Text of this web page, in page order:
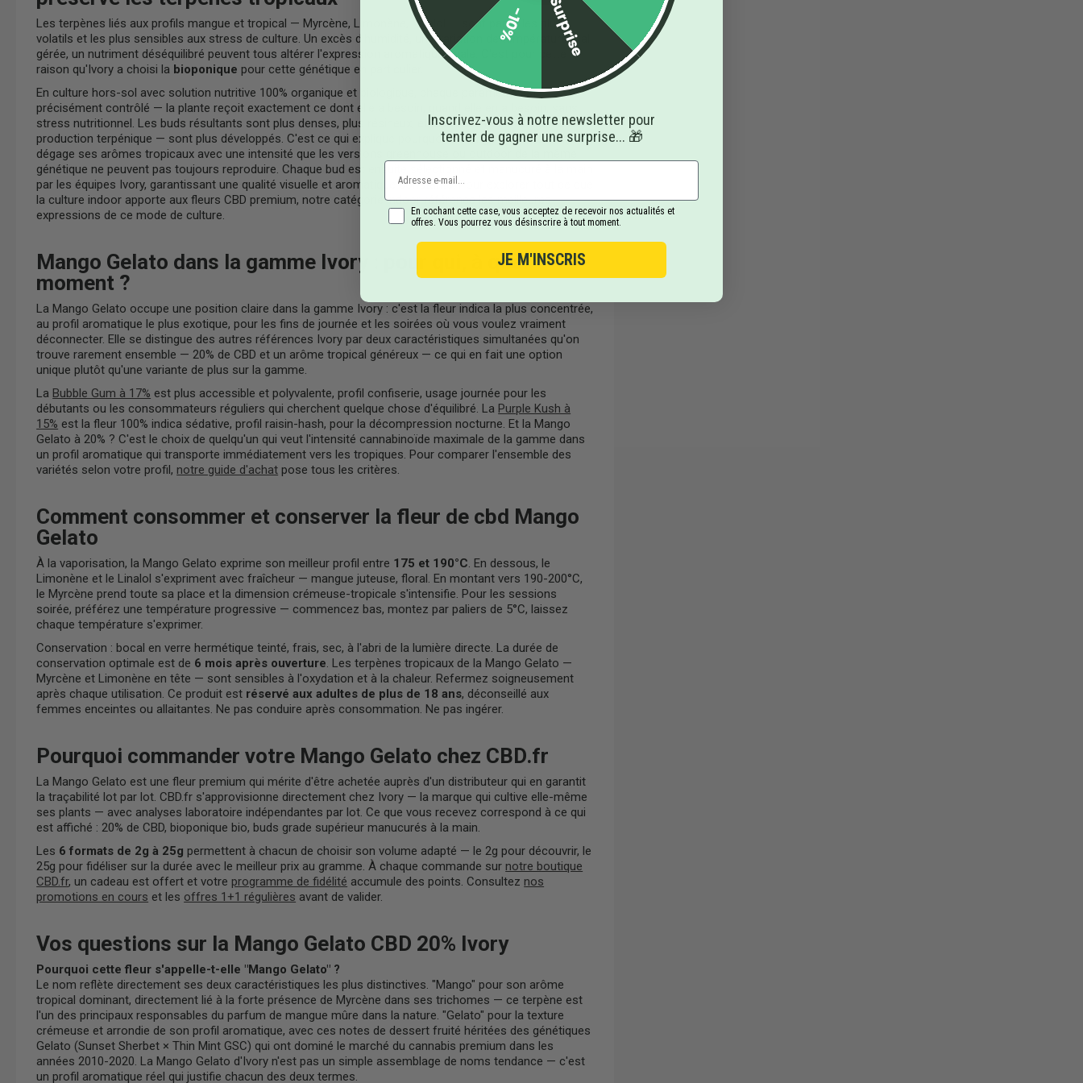
Les terpènes liés aux profils mangue et tropical — Myrcène, Limonène, Linalol — sont parmi les plus
volatils et les plus sensibles aux stress de culture. Un excès d'humidité, une variation de température mal
gérée, un nutriment déséquilibré peuvent tous altérer l'expression aromatique finale. C'est pour cette
raison qu'Ivory a choisi la bioponique pour cette génétique en particulier.
En culture hors-sol avec solution nutritive 100% organique et biologique, chaque paramètre est
précisément contrôlé — la plante reçoit exactement ce dont elle a besoin, quand elle en a besoin, sans
stress nutritionnel. Les buds résultants sont plus denses, plus résineux, et les trichomes — siège de la
production terpénique — sont plus développés. C'est ce qui explique pourquoi la Mango Gelato d'Ivory
dégage ses arômes tropicaux avec une intensité que les versions greenhouse ou outdoor de la même
génétique ne peuvent pas toujours reproduire. Chaque bud est ensuite sélectionné et manucuré à la main
par les équipes Ivory, garantissant une qualité visuelle et aromatique constante. Pour explorer tout ce que
la culture indoor apporte aux fleurs CBD premium,notre catégorie indoor référence les meilleures
expressions de ce mode de culture.
Mango Gelato dans la gamme Ivory : pour qui, à quel
moment ?
La Mango Gelato occupe une position claire dans la gamme Ivory : c'est la fleur indica la plus concentrée,
au profil aromatique le plus exotique, pour les fins de journée et les soirées où vous voulez vraiment
déconnecter. Elle se distingue des autres références Ivory par deux caractéristiques simultanées qu'on
trouve rarement ensemble — 20% de CBD et un arôme tropical généreux — ce qui en fait une option
unique plutôt qu'une variante de plus sur la gamme.
La Bubble Gum à 17% est plus accessible et polyvalente, profil confiserie, usage journée pour les
débutants ou les consommateurs réguliers qui cherchent quelque chose d'équilibré. La Purple Kush à
15% est la fleur 100% indica sédative, profil raisin-hash, pour la décompression nocturne. Et la Mango
Gelato à 20% ? C'est le choix de quelqu'un qui veut l'intensité cannabinoïde maximale de la gamme dans
un profil aromatique qui transporte immédiatement vers les tropiques. Pour comparer l'ensemble des
variétés selon votre profil, notre guide d'achat pose tous les critères.
Comment consommer et conserver la fleur de cbd Mango
Gelato
À la vaporisation, la Mango Gelato exprime son meilleur profil entre 175 et 190°C. En dessous, le
Limonène et le Linalol s'expriment avec fraîcheur — mangue juteuse, floral. En montant vers 190-200°C,
le Myrcène prend toute sa place et la dimension crémeuse-tropicale s'intensifie. Pour les sessions
soirée, préférez une température progressive — commencez bas, montez par paliers de 5°C, laissez
chaque température s'exprimer.
Conservation : bocal en verre hermétique teinté, frais, sec, à l'abri de la lumière directe. La durée de
conservation optimale est de 6 mois après ouverture. Les terpènes tropicaux de la Mango Gelato —
Myrcène et Limonène en tête — sont sensibles à l'oxydation et à la chaleur. Refermez soigneusement
après chaque utilisation. Ce produit est réservé aux adultes de plus de 18 ans, déconseillé aux
femmes enceintes ou allaitantes. Ne pas conduire après consommation. Ne pas ingérer.
Pourquoi commander votre Mango Gelato chez CBD.fr
La Mango Gelato est une fleur premium qui mérite d'être achetée auprès d'un distributeur qui en garantit
la traçabilité lot par lot. CBD.fr s'approvisionne directement chez Ivory — la marque qui cultive elle-même
ses plants — avec analyses laboratoire indépendantes par lot. Ce que vous recevez correspond à ce qui
est affiché : 20% de CBD, bioponique bio, buds grade supérieur manucurés à la main.
Les 6 formats de 2g à 25g permettent à chacun de choisir son volume adapté — le 2g pour découvrir, le
25g pour fidéliser sur la durée avec le meilleur prix au gramme. À chaque commande sur notre boutique
CBD.fr, un cadeau est offert et votre programme de fidélité accumule des points. Consultez nos
promotions en cours et les offres 1+1 régulières avant de valider.
Vos questions sur la Mango Gelato CBD 20% Ivory
Pourquoi cette fleur s'appelle-t-elle "Mango Gelato" ?
Le nom reflète directement ses deux caractéristiques les plus distinctives. "Mango" pour son arôme
tropical dominant, directement lié à la forte présence de Myrcène dans ses trichomes — ce terpène est
l'un des principaux responsables du parfum de mangue mûre dans la nature. "Gelato" pour la texture
crémeuse et arrondie de son profil aromatique, avec ces notes de dessert fruité héritées des génétiques
Gelato (Sunset Sherbet × Thin Mint GSC) qui ont dominé le marché du cannabis premium dans les
années 2010-2020. La Mango Gelato d'Ivory n'est pas un simple assemblage de noms tendance — c'est
un profil aromatique réel qui justifie chacun des deux termes.
Surprise
-10%
Inscrivez-vous à notre newsletter pour
tenter de gagner une surprise... 🎁
En cochant cette case, vous acceptez de recevoir nos actualités et
offres. Vous pourrez vous désinscrire à tout moment.
JE M'INSCRIS